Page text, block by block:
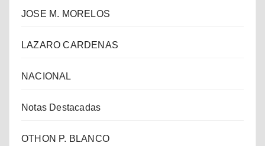
JOSE M. MORELOS
LAZARO CARDENAS
NACIONAL
Notas Destacadas
OTHON P. BLANCO